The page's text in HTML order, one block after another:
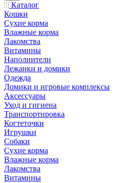
Каталог
Кошки
Сухие корма
Влажные корма
Лакомства
Витамины
Наполнители
Лежанки и домики
Одежда
Домики и игровые комплексы
Аксессуары
Уход и гигиена
Транспортировка
Когтеточки
Игрушки
Собаки
Сухие корма
Влажные корма
Лакомства
Витамины